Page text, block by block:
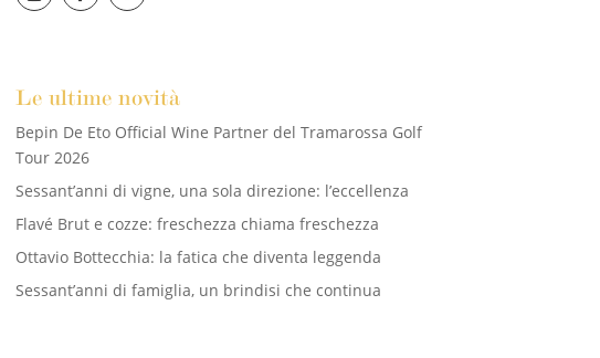
Le ultime novità
Bepin De Eto Official Wine Partner del Tramarossa Golf
Tour 2026
Sessant’anni di vigne, una sola direzione: l’eccellenza
Flavé Brut e cozze: freschezza chiama freschezza
Ottavio Bottecchia: la fatica che diventa leggenda
Sessant’anni di famiglia, un brindisi che continua